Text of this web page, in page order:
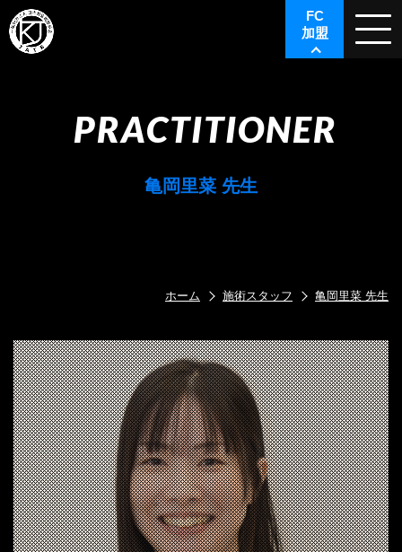
FC
加盟
PRACTITIONER
亀岡里菜 先生
ホーム 施術スタッフ 亀岡里菜 先生